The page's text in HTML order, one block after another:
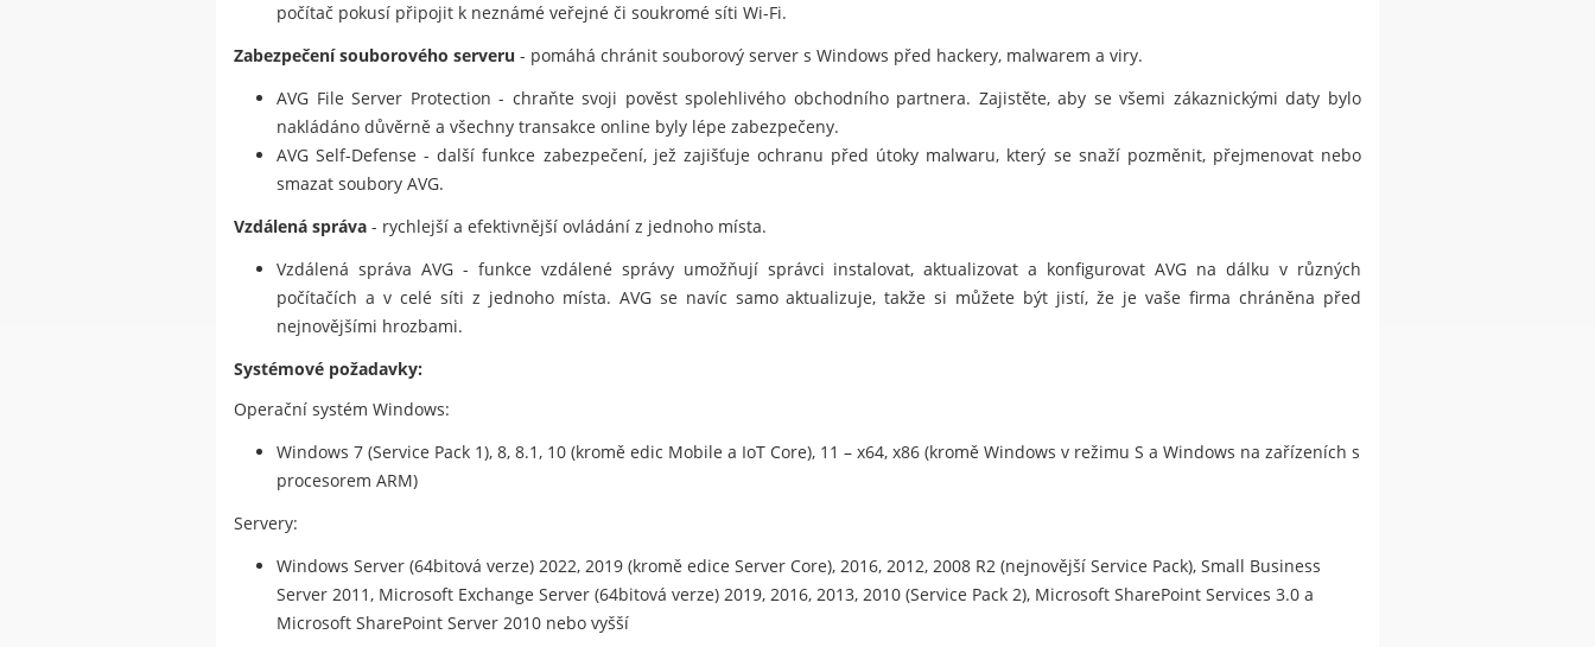
počítač pokusí připojit k neznámé veřejné či soukromé síti Wi-Fi.
Zabezpečení souborového serveru - pomáhá chránit souborový server s Windows před hackery, malwarem a viry.
AVG File Server Protection - chraňte svoji pověst spolehlivého obchodního partnera. Zajistěte, aby se všemi zákaznickými daty bylo
nakládáno důvěrně a všechny transakce online byly lépe zabezpečeny.
AVG Self-Defense - další funkce zabezpečení, jež zajišťuje ochranu před útoky malwaru, který se snaží pozměnit, přejmenovat nebo
smazat soubory AVG.
Vzdálená správa - rychlejší a efektivnější ovládání z jednoho místa.
Vzdálená správa AVG - funkce vzdálené správy umožňují správci instalovat, aktualizovat a konfigurovat AVG na dálku v různých
počítačích a v celé síti z jednoho místa. AVG se navíc samo aktualizuje, takže si můžete být jistí, že je vaše firma chráněna před
nejnovějšími hrozbami.
Systémové požadavky:
Operační systém Windows:
Windows 7 (Service Pack 1), 8, 8.1, 10 (kromě edic Mobile a IoT Core), 11 – x64, x86 (kromě Windows v režimu S a Windows na zařízeních s
procesorem ARM)
Servery:
Windows Server (64bitová verze) 2022, 2019 (kromě edice Server Core), 2016, 2012, 2008 R2 (nejnovější Service Pack), Small Business
Server 2011, Microsoft Exchange Server (64bitová verze) 2019, 2016, 2013, 2010 (Service Pack 2), Microsoft SharePoint Services 3.0 a
Microsoft SharePoint Server 2010 nebo vyšší